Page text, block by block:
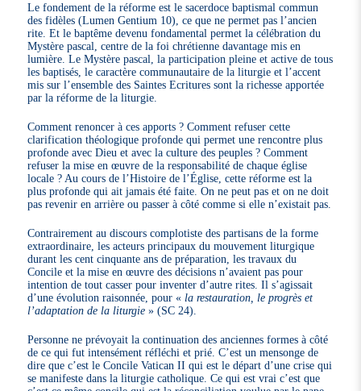
Le fondement de la réforme est le sacerdoce baptismal commun
des fidèles (Lumen Gentium 10), ce que ne permet pas l’ancien
rite. Et le baptême devenu fondamental permet la célébration du
Mystère pascal, centre de la foi chrétienne davantage mis en
lumière. Le Mystère pascal, la participation pleine et active de tous
les baptisés, le caractère communautaire de la liturgie et l’accent
mis sur l’ensemble des Saintes Ecritures sont la richesse apportée
par la réforme de la liturgie.
Comment renoncer à ces apports ? Comment refuser cette
clarification théologique profonde qui permet une rencontre plus
profonde avec Dieu et avec la culture des peuples ? Comment
refuser la mise en œuvre de la responsabilité de chaque église
locale ? Au cours de l’Histoire de l’Église, cette réforme est la
plus profonde qui ait jamais été faite. On ne peut pas et on ne doit
pas revenir en arrière ou passer à côté comme si elle n’existait pas.
Contrairement au discours complotiste des partisans de la forme
extraordinaire, les acteurs principaux du mouvement liturgique
durant les cent cinquante ans de préparation, les travaux du
Concile et la mise en œuvre des décisions n’avaient pas pour
intention de tout casser pour inventer d’autre rites. Il s’agissait
d’une évolution raisonnée, pour « la restauration, le progrès et
l’adaptation de la liturgie » (SC 24).
Personne ne prévoyait la continuation des anciennes formes à côté
de ce qui fut intensément réfléchi et prié. C’est un mensonge de
dire que c’est le Concile Vatican II qui est le départ d’une crise qui
se manifeste dans la liturgie catholique. Ce qui est vrai c’est que